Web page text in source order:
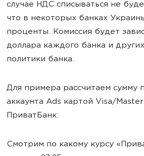
случае НДС списываться не
что в некоторых банках
проценты. Комиссия будет
доллара каждого банка и
политики банка.
Для примера рассчитаем сумму
аккаунта Ads картой Visa/
ПриватБанк:
Смотрим по какому курсу